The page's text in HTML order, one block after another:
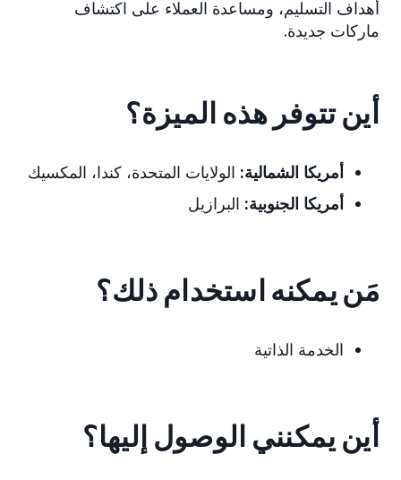
أهداف التسليم، ومساعدة العملاء على اكتشاف
ماركات جديدة.
أين تتوفر هذه الميزة؟
أمريكا الشمالية: الولايات المتحدة، كندا، المكسيك
أمريكا الجنوبية: البرازيل
مَن يمكنه استخدام ذلك؟
الخدمة الذاتية
أين يمكنني الوصول إليها؟